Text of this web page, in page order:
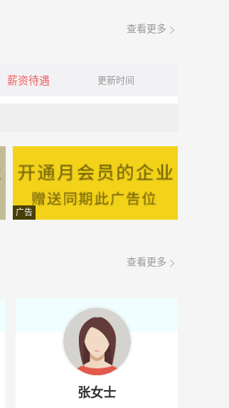
查看更多
薪资待遇 更新时间
广告
查看更多
张女士